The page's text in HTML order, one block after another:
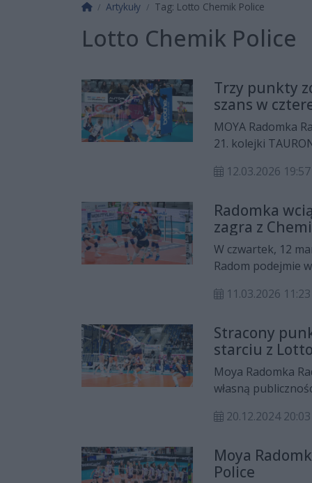
Strona główna
Artykuły Tag: Lotto Chemik Police
Lotto Chemik Police
Trzy punkty
szans w
MOYA Radomka
21. kolejki
12.03.2026 19:57
Radomka
zagra z
W czwartek, 12
Radom podejmie
11.03.2026 11:23
Stracony
starciu z
Moya Radomka
własną
20.12.2024 20:03
Moya
Police